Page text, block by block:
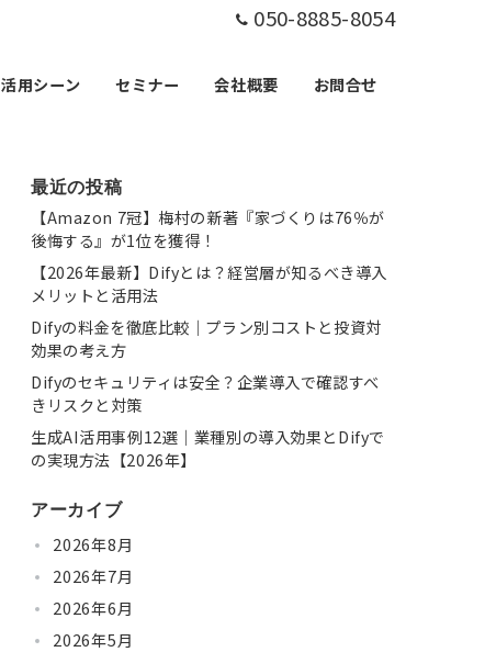
050-8885-8054
活用シーン セミナー 会社概要 お問合せ
最近の投稿
【Amazon 7冠】梅村の新著『家づくりは76％が
後悔する』が1位を獲得！
【2026年最新】Difyとは？経営層が知るべき導入
メリットと活用法
Difyの料金を徹底比較｜プラン別コストと投資対
効果の考え方
Difyのセキュリティは安全？企業導入で確認すべ
きリスクと対策
生成AI活用事例12選｜業種別の導入効果とDifyで
の実現方法【2026年】
アーカイブ
2026年8月
2026年7月
2026年6月
2026年5月